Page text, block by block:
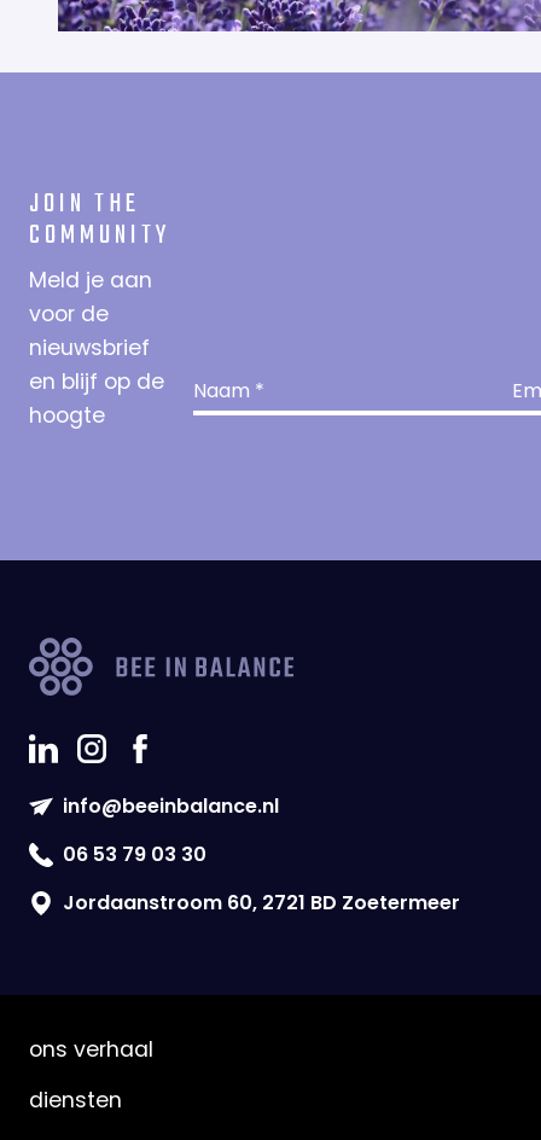
JOIN THE
COMMUNITY
Meld je aan
voor de
nieuwsbrief
en blijf op de
hoogte
info@beeinbalance.nl
06 53 79 03 30
Jordaanstroom 60, 2721 BD Zoetermeer
ons verhaal
diensten